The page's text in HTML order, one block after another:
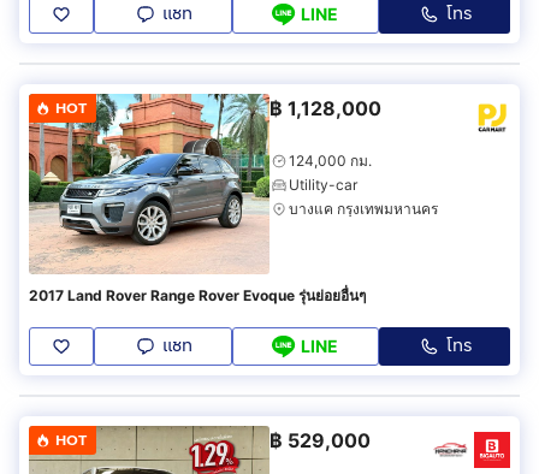
แชท LINE โทร
HOT ฿ 1,128,000
124,000 กม.
Utility-car
บางแค กรุงเทพมหานคร
2017 Land Rover Range Rover Evoque รุ่นย่อยอื่นๆ
แชท LINE โทร
HOT ฿ 529,000